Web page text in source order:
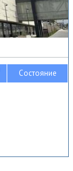
Состояние